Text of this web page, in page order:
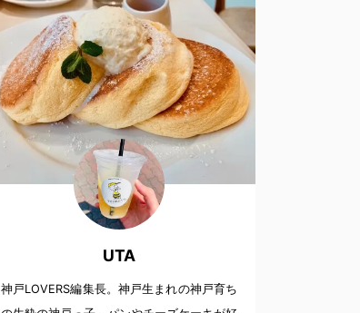
UTA
神戸LOVERS編集長。神戸生まれの神戸育ち